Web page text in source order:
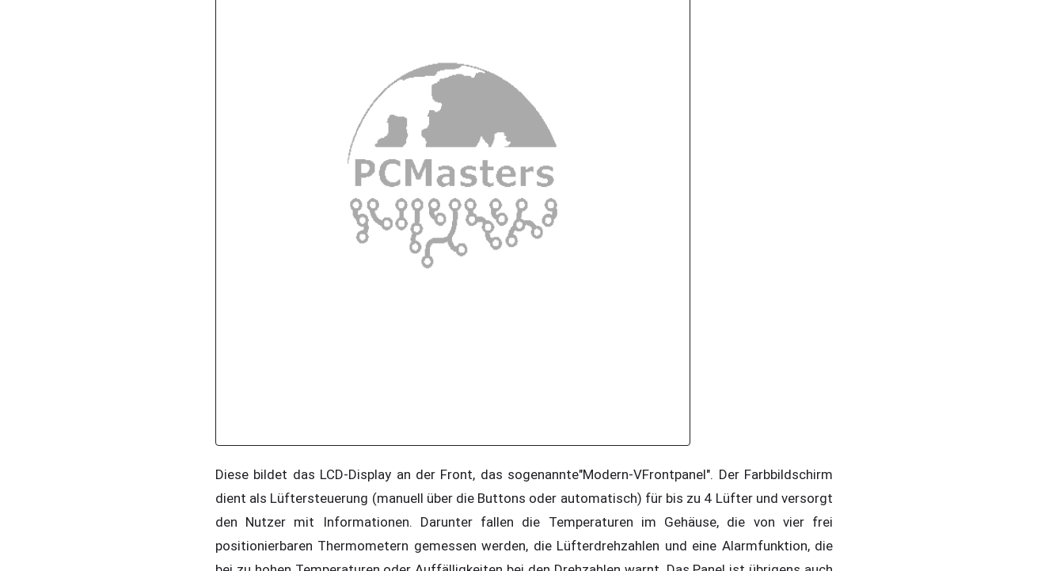
Diese bildet das LCD-Display an der Front, das sogenannte"Modern-VFrontpanel". Der Farbbildschirm
dient als Lüftersteuerung (manuell über die Buttons oder automatisch) für bis zu 4 Lüfter und versorgt
den Nutzer mit Informationen. Darunter fallen die Temperaturen im Gehäuse, die von vier frei
positionierbaren Thermometern gemessen werden, die Lüfterdrehzahlen und eine Alarmfunktion, die